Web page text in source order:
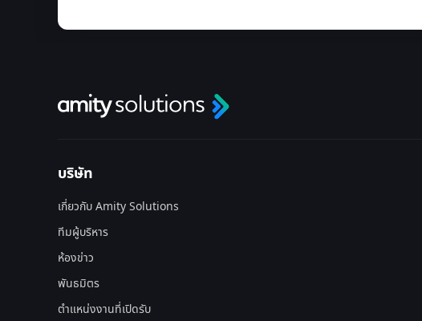
บริษัท
เกี่ยวกับ Amity Solutions
ทีมผู้บริหาร
ห้องข่าว
พันธมิตร
ตำแหน่งงานที่เปิดรับ